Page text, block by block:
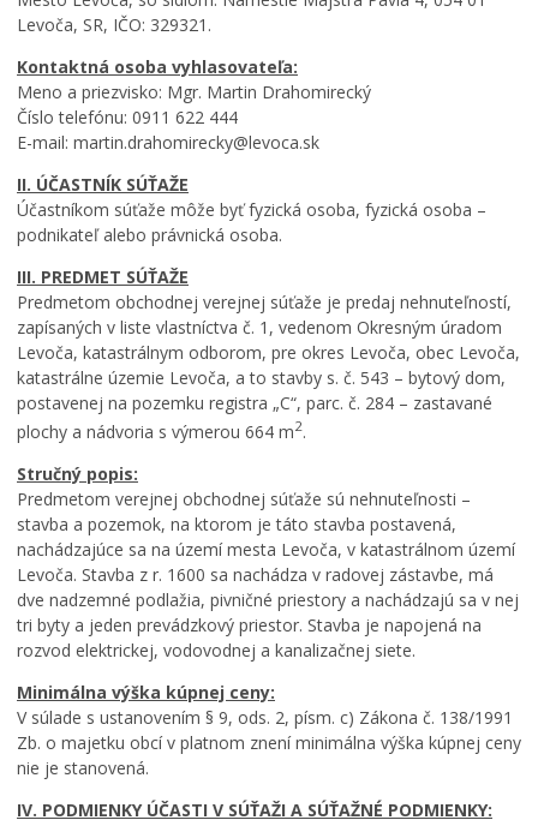
Levoča, SR, IČO: 329321.
Kontaktná osoba vyhlasovateľa:
Meno a priezvisko: Mgr. Martin Drahomirecký
Číslo telefónu: 0911 622 444
E-mail: martin.drahomirecky@levoca.sk
II. ÚČASTNÍK SÚŤAŽE
Účastníkom súťaže môže byť fyzická osoba, fyzická osoba –
podnikateľ alebo právnická osoba.
III. PREDMET SÚŤAŽE
Predmetom obchodnej verejnej súťaže je predaj nehnuteľností,
zapísaných v liste vlastníctva č. 1, vedenom Okresným úradom
Levoča, katastrálnym odborom, pre okres Levoča, obec Levoča,
katastrálne územie Levoča, a to stavby s. č. 543 – bytový dom,
postavenej na pozemku registra „C“, parc. č. 284 – zastavané
plochy a nádvoria s výmerou 664 m2.
Stručný popis:
Predmetom verejnej obchodnej súťaže sú nehnuteľnosti –
stavba a pozemok, na ktorom je táto stavba postavená,
nachádzajúce sa na území mesta Levoča, v katastrálnom území
Levoča. Stavba z r. 1600 sa nachádza v radovej zástavbe, má
dve nadzemné podlažia, pivničné priestory a nachádzajú sa v nej
tri byty a jeden prevádzkový priestor. Stavba je napojená na
rozvod elektrickej, vodovodnej a kanalizačnej siete.
Minimálna výška kúpnej ceny:
V súlade s ustanovením § 9, ods. 2, písm. c) Zákona č. 138/1991
Zb. o majetku obcí v platnom znení minimálna výška kúpnej ceny
nie je stanovená.
IV. PODMIENKY ÚČASTI V SÚŤAŽI A SÚŤAŽNÉ PODMIENKY: